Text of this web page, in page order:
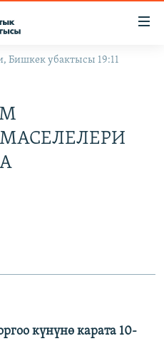
Бишкек убактысы 19:11
күнүнө карата 10-